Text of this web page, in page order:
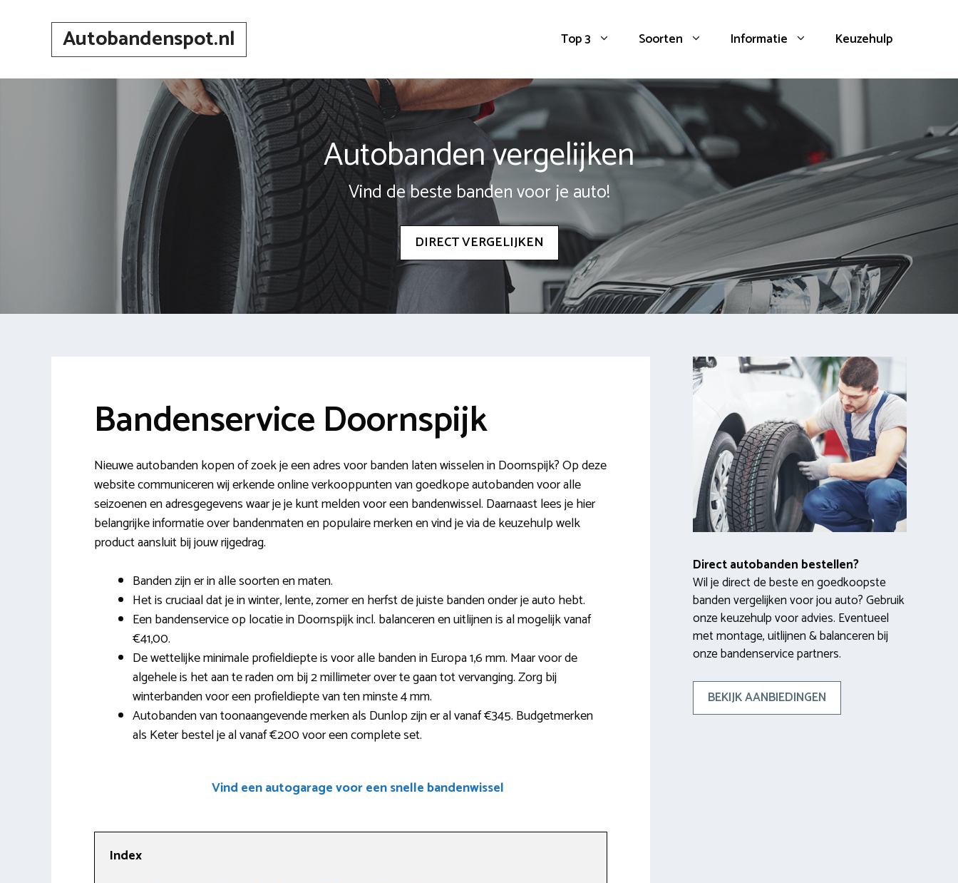
Autobandenspot.nl Top 3 Soorten Informatie Keuzehulp
Autobanden vergelijken
Vind de beste banden voor je auto!
DIRECT VERGELIJKEN
Bandenservice Doornspijk
Nieuwe autobanden kopen of zoek je een adres voor banden laten wisselen in Doornspijk? Op deze
website communiceren wij erkende online verkooppunten van goedkope autobanden voor alle
seizoenen en adresgegevens waar je je kunt melden voor een bandenwissel. Daarnaast lees je hier
belangrijke informatie over bandenmaten en populaire merken en vind je via de keuzehulp welk
product aansluit bij jouw rijgedrag.
Banden zijn er in alle soorten en maten.
Het is cruciaal dat je in winter, lente, zomer en herfst de juiste banden onder je auto hebt.
Een bandenservice op locatie in Doornspijk incl. balanceren en uitlijnen is al mogelijk vanaf
€41,00.
De wettelijke minimale profieldiepte is voor alle banden in Europa 1,6 mm. Maar voor de
algehele is het aan te raden om bij 2 millimeter over te gaan tot vervanging. Zorg bij
winterbanden voor een profieldiepte van ten minste 4 mm.
Autobanden van toonaangevende merken als Dunlop zijn er al vanaf €345. Budgetmerken
als Keter bestel je al vanaf €200 voor een complete set.
Vind een autogarage voor een snelle bandenwissel
Index
Direct autobanden bestellen?
Wil je direct de beste en goedkoopste
banden vergelijken voor jou auto? Gebruik
onze keuzehulp voor advies. Eventueel
met montage, uitlijnen & balanceren bij
onze bandenservice partners.
BEKIJK AANBIEDINGEN